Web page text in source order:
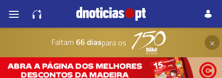
Faltam 66 diaspara os ×